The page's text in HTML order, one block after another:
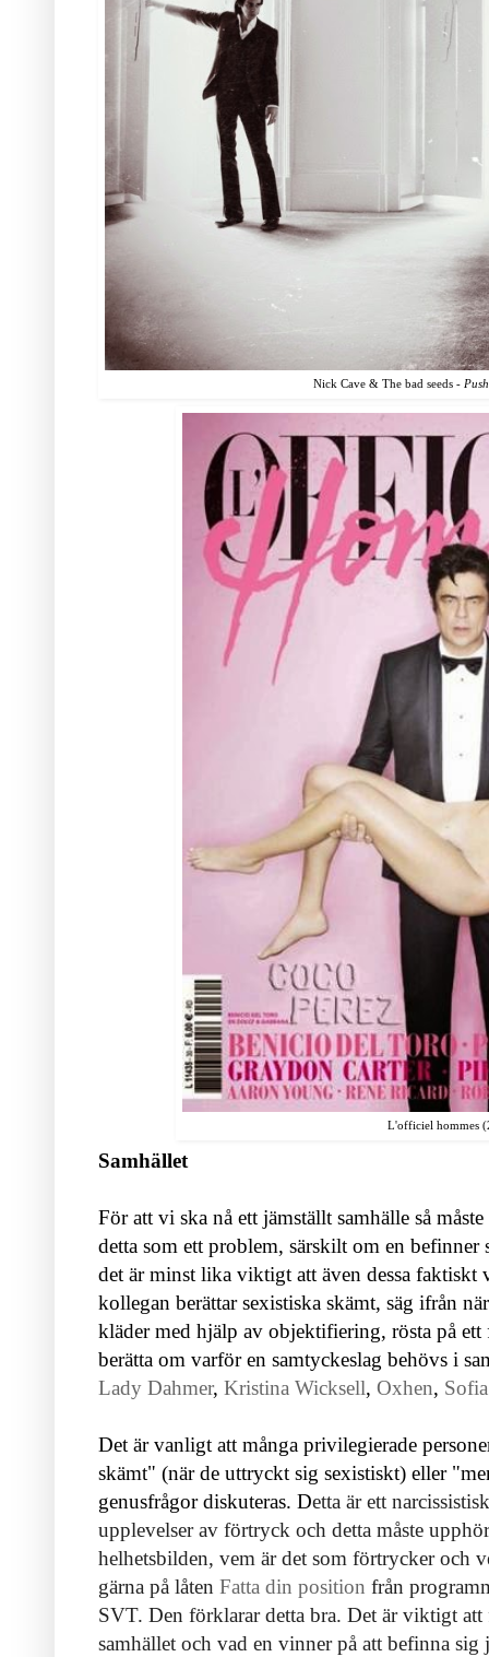
Nick Cave & The bad seeds -
L'officiel hommes
Samhället
För att vi ska nå ett jämställt samhälle så
detta som ett problem, särskilt om en
det är minst lika viktigt att även dessa faktiskt
kollegan berättar sexistiska skämt, säg ifrån
kläder med hjälp av objektifiering, rösta på
berätta om varför en samtyckeslag behövs i
Lady Dahmer, Kristina Wicksell, Oxhen,
Det är vanligt att många privilegierade
skämt" (när de uttryckt sig sexistiskt) eller
genusfrågor diskuteras. Detta är ett
upplevelser av förtryck och detta måste
helhetsbilden, vem är det som förtrycker och
gärna på låten Fatta din position från
SVT. Den förklarar detta bra. Det är viktigt
samhället och vad en vinner på att befinna